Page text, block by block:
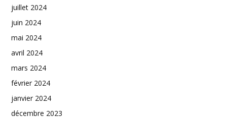
juillet 2024
juin 2024
mai 2024
avril 2024
mars 2024
février 2024
janvier 2024
décembre 2023